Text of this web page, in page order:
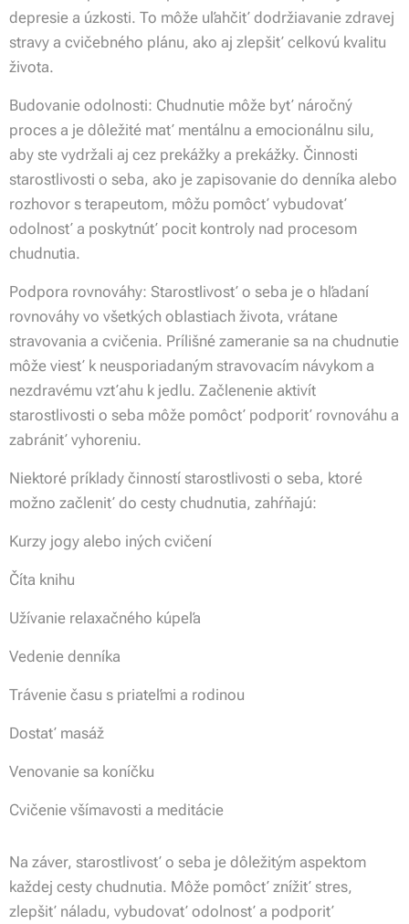
depresie a úzkosti. To môže uľahčiť dodržiavanie zdravej
stravy a cvičebného plánu, ako aj zlepšiť celkovú kvalitu
života.
Budovanie odolnosti: Chudnutie môže byť náročný
proces a je dôležité mať mentálnu a emocionálnu silu,
aby ste vydržali aj cez prekážky a prekážky. Činnosti
starostlivosti o seba, ako je zapisovanie do denníka alebo
rozhovor s terapeutom, môžu pomôcť vybudovať
odolnosť a poskytnúť pocit kontroly nad procesom
chudnutia.
Podpora rovnováhy: Starostlivosť o seba je o hľadaní
rovnováhy vo všetkých oblastiach života, vrátane
stravovania a cvičenia. Prílišné zameranie sa na chudnutie
môže viesť k neusporiadaným stravovacím návykom a
nezdravému vzťahu k jedlu. Začlenenie aktivít
starostlivosti o seba môže pomôcť podporiť rovnováhu a
zabrániť vyhoreniu.
Niektoré príklady činností starostlivosti o seba, ktoré
možno začleniť do cesty chudnutia, zahŕňajú:
Kurzy jogy alebo iných cvičení
Číta knihu
Užívanie relaxačného kúpeľa
Vedenie denníka
Trávenie času s priateľmi a rodinou
Dostať masáž
Venovanie sa koníčku
Cvičenie všímavosti a meditácie
Na záver, starostlivosť o seba je dôležitým aspektom
každej cesty chudnutia. Môže pomôcť znížiť stres,
zlepšiť náladu, vybudovať odolnosť a podporiť